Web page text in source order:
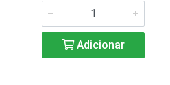
Adicionar